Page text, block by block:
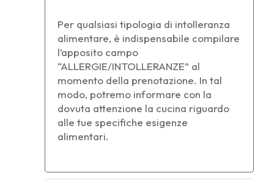
Per qualsiasi tipologia di intolleranza
alimentare, è indispensabile compilare
l’apposito campo
“ALLERGIE/INTOLLERANZE” al
momento della prenotazione. In tal
modo, potremo informare con la
dovuta attenzione la cucina riguardo
alle tue specifiche esigenze
alimentari.